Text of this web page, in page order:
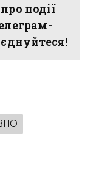
події